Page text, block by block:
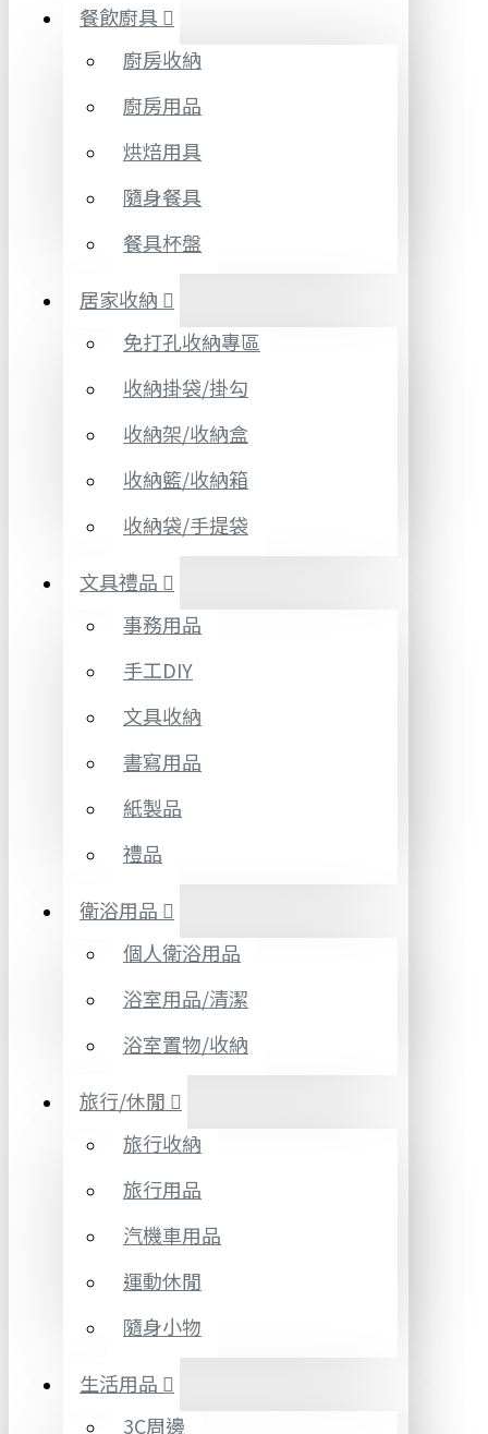
餐飲廚具
廚房收納
廚房用品
烘焙用具
隨身餐具
餐具杯盤
居家收納
免打孔收納專區
收納掛袋/掛勾
收納架/收納盒
收納籃/收納箱
收納袋/手提袋
文具禮品
事務用品
手工DIY
文具收納
書寫用品
紙製品
禮品
衛浴用品
個人衛浴用品
浴室用品/清潔
浴室置物/收納
旅行/休閒
旅行收納
旅行用品
汽機車用品
運動休閒
隨身小物
生活用品
3C周邊